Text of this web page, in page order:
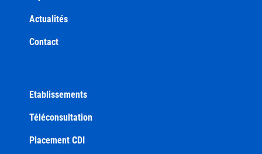
Actualités
Contact
Etablissements
Téléconsultation
Placement CDI